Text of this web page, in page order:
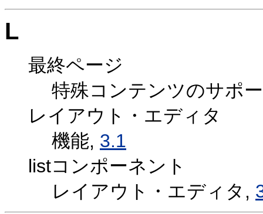
L
最終ページ
特殊コンテンツのサポ
レイアウト・エディタ
機能, 3.1
listコンポーネント
レイアウト・エディタ,